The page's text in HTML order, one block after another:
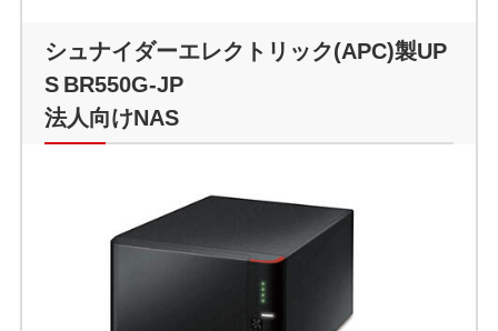
シュナイダーエレクトリック(APC)製UP
S BR550G-JP
法人向けNAS